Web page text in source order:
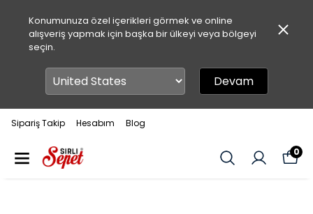
Konumunuza özel içerikleri görmek ve online
alışveriş yapmak için başka bir ülkeyi veya bölgeyi
seçin.
Devam
Sipariş Takip Hesabım Blog
0